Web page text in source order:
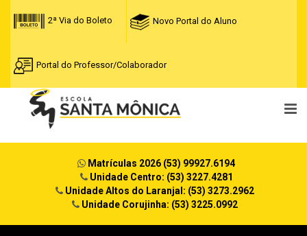
2ª Via do Boleto Novo Portal do Aluno
Portal do Professor/Colaborador
Matrículas 2026 (53) 99927.6194
Unidade Centro: (53) 3227.4281
Unidade Altos do Laranjal: (53) 3273.2962
Unidade Corujinha: (53) 3225.0992